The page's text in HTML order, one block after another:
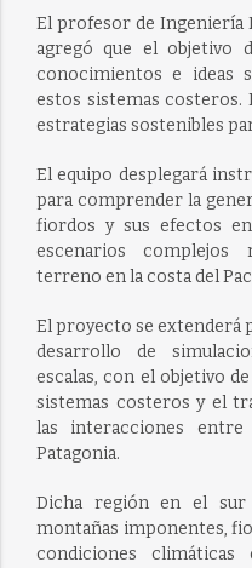
El profesor de Ingeniería
agregó que el objetivo
conocimientos e ideas
estos sistemas costeros.
estrategias sostenibles
El equipo desplegará
para comprender la
fiordos y sus efectos
escenarios complejos
terreno en la costa del
El proyecto se extenderá
desarrollo de
escalas, con el objetivo
sistemas costeros y el
las interacciones
Patagonia.
Dicha región en el
montañas imponentes,
condiciones climáticas